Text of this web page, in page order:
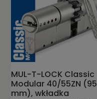
MUL-T-LOCK Classic
Modular 40/55ZN (95
mm), wkładka